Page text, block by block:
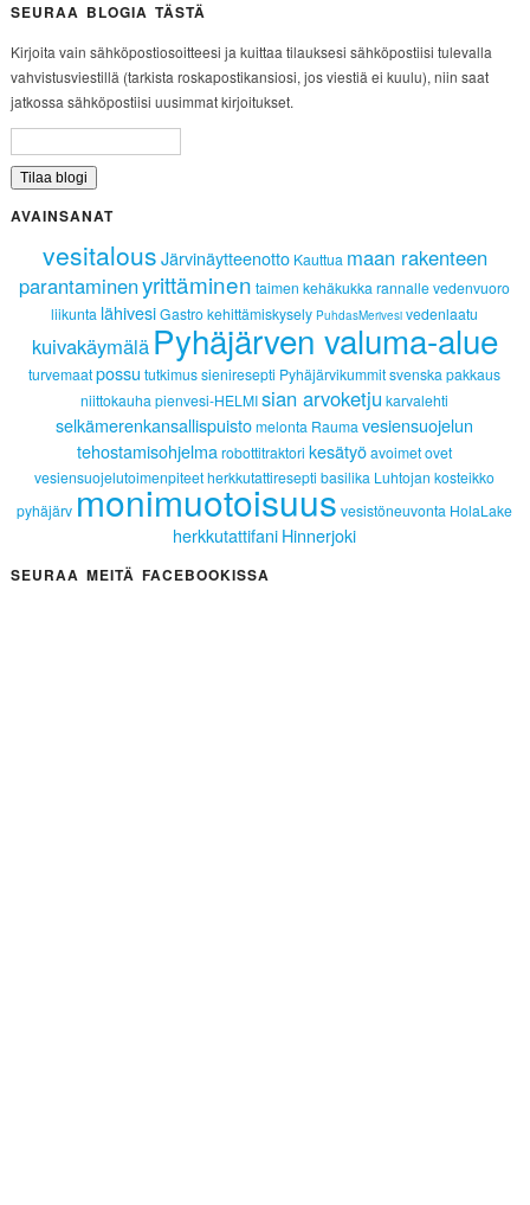
SEURAA BLOGIA TÄSTÄ
Kirjoita vain sähköpostiosoitteesi ja kuittaa tilauksesi sähköpostiisi tulevalla
vahvistusviestillä (tarkista roskapostikansiosi, jos viestiä ei kuulu), niin saat
jatkossa sähköpostiisi uusimmat kirjoitukset.
AVAINSANAT
vesitalousJärvinäytteenotto Kauttua maan rakenteen
parantaminenyrittäminen taimen kehäkukka rannalle vedenvuoro
liikunta lähivesi Gastro kehittämiskysely PuhdasMerivesi vedenlaatu
kuivakäymälä Pyhäjärven valuma-alue
turvemaat possu tutkimus sieniresepti Pyhäjärvikummit svenska pakkaus
niittokauha pienvesi-HELMI sian arvoketju karvalehti
selkämerenkansallispuisto melonta Rauma vesiensuojelun
tehostamisohjelma robottitraktori kesätyö avoimet ovet
vesiensuojelutoimenpiteet herkkutattiresepti basilika Luhtojan kosteikko
pyhäjärv monimuotoisuus vesistöneuvonta HolaLake
herkkutattifaniHinnerjoki
SEURAA MEITÄ FACEBOOKISSA